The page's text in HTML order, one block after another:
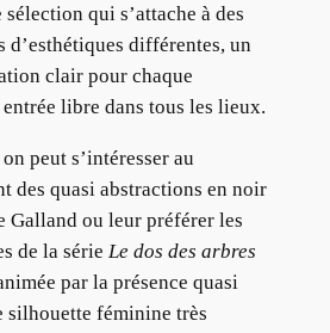
qui s’attache à des
d’esthétiques différentes, un
clair pour chaque
libre dans tous les lieux.
peut s’intéresser au
des quasi abstractions en noir
Galland ou leur préférer les
de la série Le dos des arbres
par la présence quasi
silhouette féminine très